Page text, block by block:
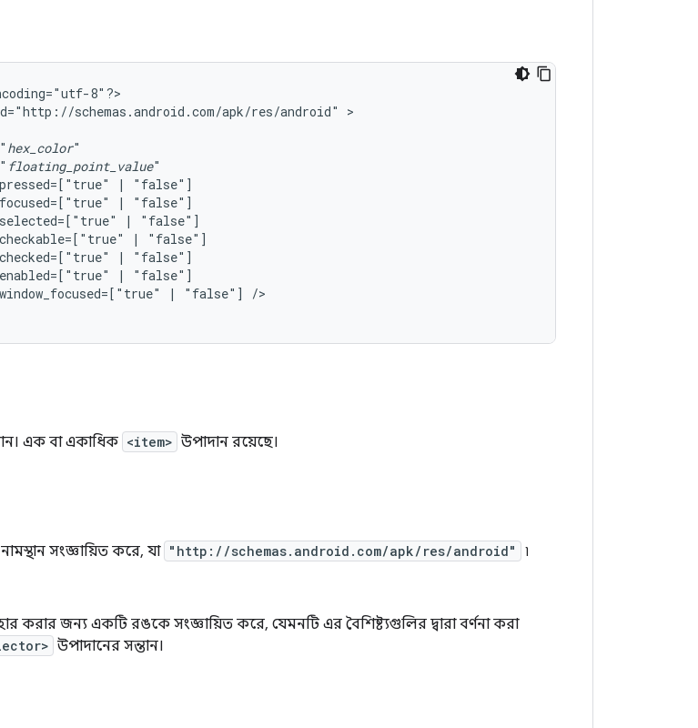
8"?>
schemas.android.com/apk/res/android"
hex_color
floating_point_value
|
|
|
|
|
|
| "false"]
/>
এক বা একাধিক <item> উপাদান রয়েছে।
সংজ্ঞায়িত করে, যা "http://schemas.android.com/apk/res/android" ৷
করার জন্য একটি রঙকে সংজ্ঞায়িত করে, যেমনটি এর বৈশিষ্ট্যগুলির দ্বারা বর্ণনা করা
উপাদানের সন্তান।